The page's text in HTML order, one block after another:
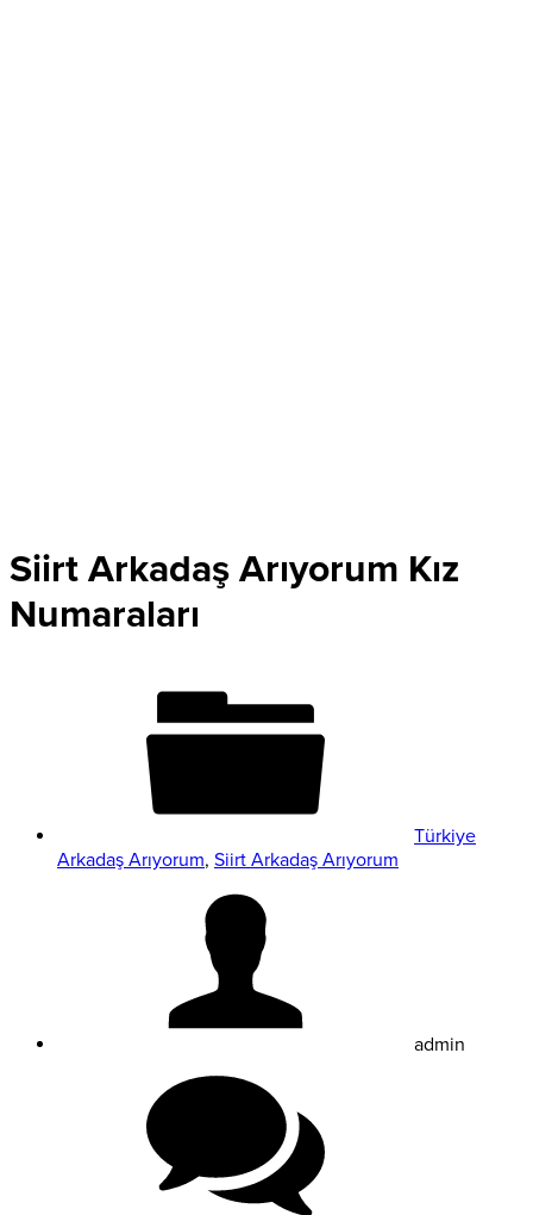
Siirt Arkadaş Arıyorum Kız
Numaraları
Türkiye
Arkadaş Arıyorum, Siirt Arkadaş Arıyorum
admin